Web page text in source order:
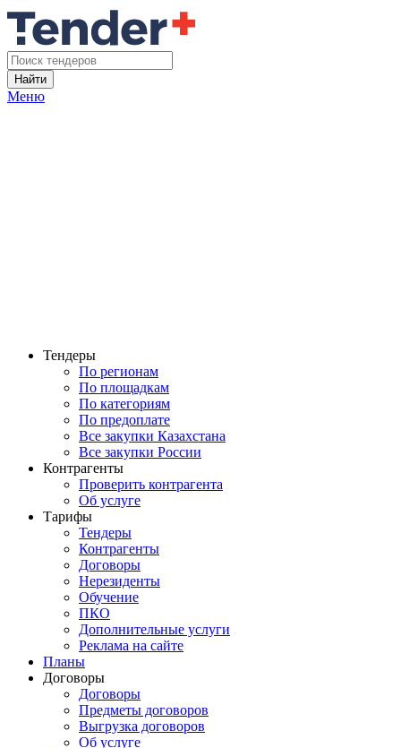
Найти
Меню
Тендеры
По регионам
По площадкам
По категориям
По предоплате
Все закупки Казахстана
Все закупки России
Контрагенты
Проверить контрагента
Об услуге
Тарифы
Тендеры
Контрагенты
Договоры
Нерезиденты
Обучение
ПКО
Дополнительные услуги
Реклама на сайте
Планы
Договоры
Договоры
Предметы договоров
Выгрузка договоров
Об услуге